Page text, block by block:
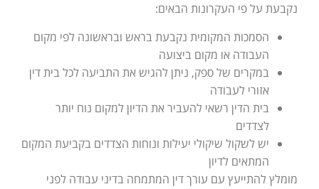
נקבעת על פי העקרונות הבאים:
הסמכות המקומית נקבעת בראש ובראשונה לפי מקום
העבודה או מקום ביצועה
במקרים של ספק, ניתן להגיש את התביעה לכל בית דין
אזורי לעבודה
בית הדין רשאי להעביר את הדיון למקום נוח יותר
לצדדים
יש לשקול שיקולי יעילות ונוחות הצדדים בקביעת המקום
המתאים לדיון
מומלץ להתייעץ עם עורך דין המתמחה בדיני עבודה לפני